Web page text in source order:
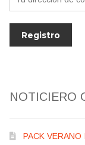
NOTICIERO
PACK